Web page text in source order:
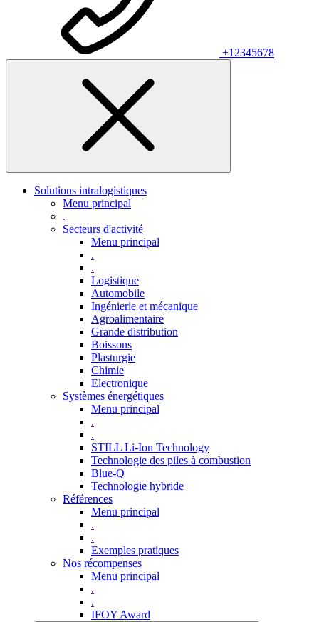
+12345678
Solutions intralogistiques
Menu principal
.
Secteurs d'activité
Menu principal
.
.
Logistique
Automobile
Ingénierie et mécanique
Agroalimentaire
Grande distribution
Boissons
Plasturgie
Chimie
Electronique
Systèmes énergétiques
Menu principal
.
.
STILL Li-Ion Technology
Technologie des piles à combustion
Blue-Q
Technologie hybride
Références
Menu principal
.
.
Exemples pratiques
Nos récompenses
Menu principal
.
.
IFOY Award